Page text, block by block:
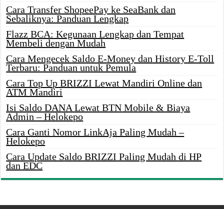
Cara Transfer ShopeePay ke SeaBank dan
Sebaliknya: Panduan Lengkap
Flazz BCA: Kegunaan Lengkap dan Tempat
Membeli dengan Mudah
Cara Mengecek Saldo E-Money dan History E-Toll
Terbaru: Panduan untuk Pemula
Cara Top Up BRIZZI Lewat Mandiri Online dan
ATM Mandiri
Isi Saldo DANA Lewat BTN Mobile & Biaya
Admin – Helokepo
Cara Ganti Nomor LinkAja Paling Mudah –
Helokepo
Cara Update Saldo BRIZZI Paling Mudah di HP
dan EDC